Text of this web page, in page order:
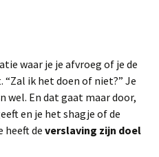
waar je je afvroeg of je de
ik het doen of niet?” Je
wel. En dat gaat maar door,
en je het shagje of de
heeft de verslaving zijn doel